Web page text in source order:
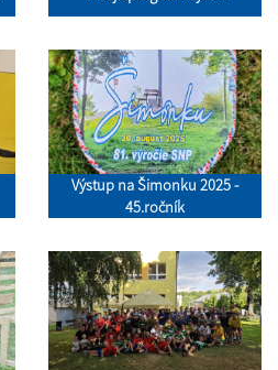
Výstup na Šimonku 2025 -
45.ročník